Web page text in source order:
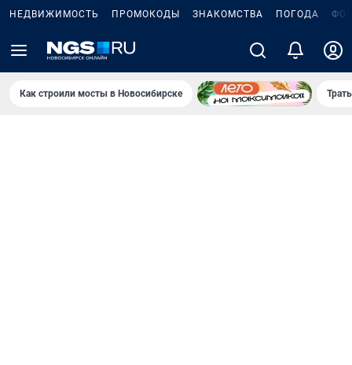
НЕДВИЖИМОСТЬ ПРОМОКОДЫ ЗНАКОМСТВА ПОГОДА
Как строили мосты в Новосибирске